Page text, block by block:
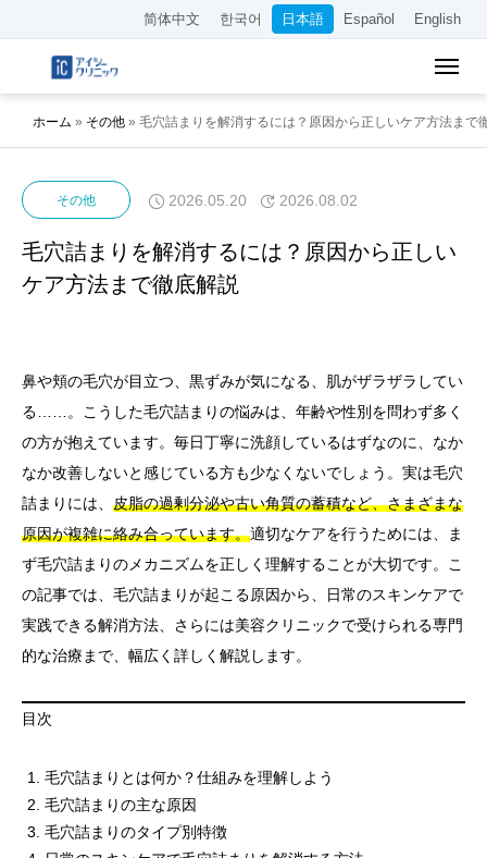
简体中文 한국어 日本語 Español English
ホーム » その他 » 毛穴詰まりを解消するには？原因から正しいケア方法まで
その他 2026.05.20 2026.08.02
毛穴詰まりを解消するには？原因から正しい
ケア方法まで徹底解説
鼻や頬の毛穴が目立つ、黒ずみが気になる、肌がザラザラしてい
る……。こうした毛穴詰まりの悩みは、年齢や性別を問わず多く
の方が抱えています。毎日丁寧に洗顔しているはずなのに、なか
なか改善しないと感じている方も少なくないでしょう。実は毛穴
詰まりには、 皮脂の過剰分泌や古い角質の蓄積など、さまざまな
原因が複雑に絡み合っています。適切なケアを行うためには、ま
ず毛穴詰まりのメカニズムを正しく理解することが大切です。こ
の記事では、毛穴詰まりが起こる原因から、日常のスキンケアで
実践できる解消方法、さらには美容クリニックで受けられる専門
的な治療まで、幅広く詳しく解説します。
目次
毛穴詰まりとは何か？仕組みを理解しよう
毛穴詰まりの主な原因
毛穴詰まりのタイプ別特徴